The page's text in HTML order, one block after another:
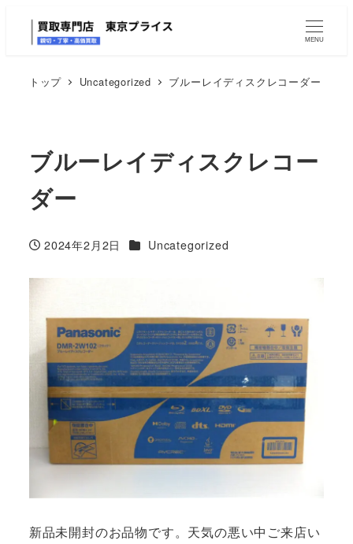
MENU
トップ Uncategorized ブルーレイディスクレコーダー
ブルーレイディスクレコー
ダー
投稿日
2024年2月2日 カテゴリー
Uncategorized
新品未開封のお品物です。天気の悪い中ご来店い